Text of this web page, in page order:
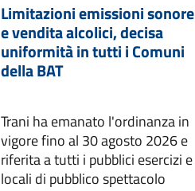
Limitazioni emissioni sonore
e vendita alcolici, decisa
uniformità in tutti i Comuni
della BAT
Trani ha emanato l'ordinanza in
vigore fino al 30 agosto 2026 e
riferita a tutti i pubblici esercizi e
locali di pubblico spettacolo